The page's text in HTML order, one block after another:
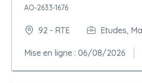
AO-2633-1676
92 - RTE Etudes,
Mise en ligne : 06/08/2026